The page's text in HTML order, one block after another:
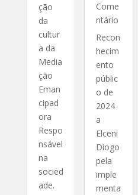
ção
da
cultur
a da
Media
ção
Eman
cipad
ora
Respo
nsável
na
socied
ade.
Come
ntário
Recon
hecim
ento
públic
o de
2024
a
Elceni
Diogo
pela
imple
menta